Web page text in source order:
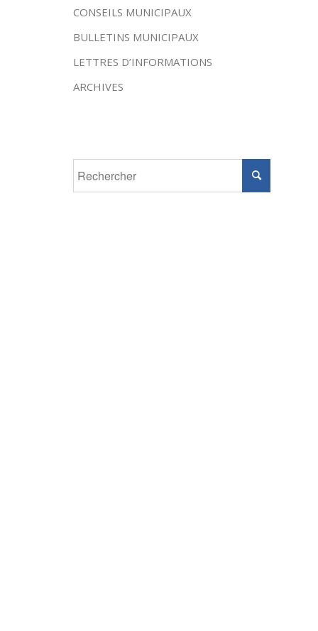
CONSEILS MUNICIPAUX
BULLETINS MUNICIPAUX
LETTRES D’INFORMATIONS
ARCHIVES